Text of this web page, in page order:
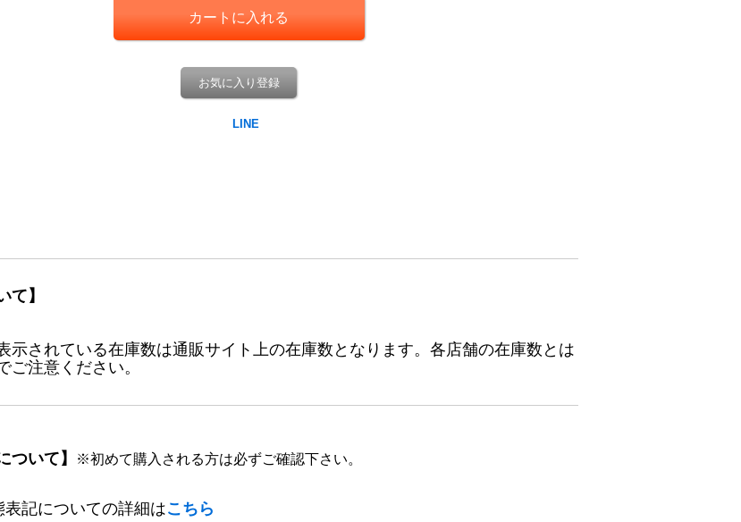
お気に入り登録
て】
示されている在庫数は通販サイト上の在庫数となります。各店舗の在庫数とは
ご注意ください。
ついて】 ※初めて購入される方は必ずご確認下さい。
記についての詳細はこちら